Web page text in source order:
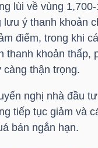
lùi về vùng
ý thanh khoản
điểm, trong khi
thanh khoản thấp,
thận trọng.
nghị nhà đầu
tiếp tục giảm và
bán ngắn hạn.